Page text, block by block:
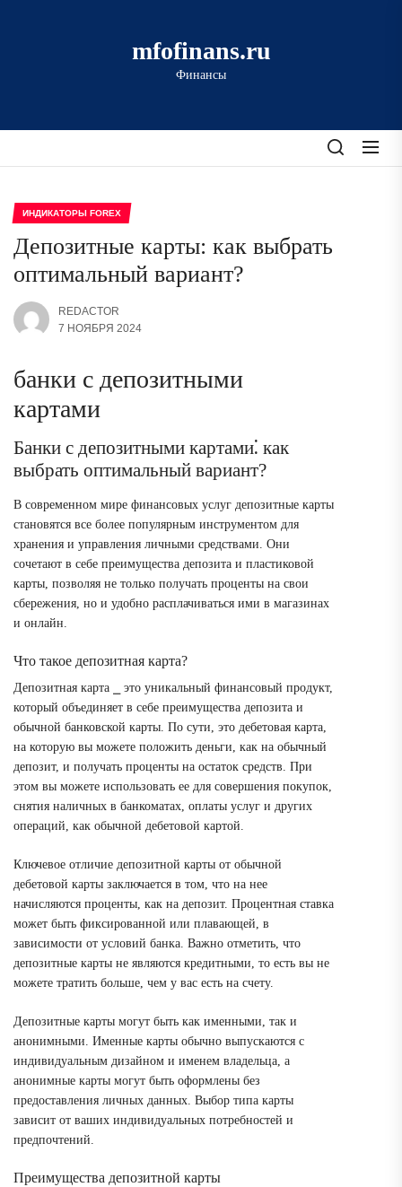
mfofinans.ru
Финансы
ИНДИКАТОРЫ FOREX
Депозитные карты: как выбрать
оптимальный вариант?
REDACTOR
7 НОЯБРЯ 2024
банки с депозитными
картами
Банки с депозитными картами⁚ как
выбрать оптимальный вариант?
В современном мире финансовых услуг депозитные карты
становятся все более популярным инструментом для
хранения и управления личными средствами. Они
сочетают в себе преимущества депозита и пластиковой
карты, позволяя не только получать проценты на свои
сбережения, но и удобно расплачиваться ими в магазинах
и онлайн.
Что такое депозитная карта?
Депозитная карта ⎯ это уникальный финансовый продукт,
который объединяет в себе преимущества депозита и
обычной банковской карты. По сути, это дебетовая карта,
на которую вы можете положить деньги, как на обычный
депозит, и получать проценты на остаток средств. При
этом вы можете использовать ее для совершения покупок,
снятия наличных в банкоматах, оплаты услуг и других
операций, как обычной дебетовой картой.
Ключевое отличие депозитной карты от обычной
дебетовой карты заключается в том, что на нее
начисляются проценты, как на депозит. Процентная ставка
может быть фиксированной или плавающей, в
зависимости от условий банка. Важно отметить, что
депозитные карты не являются кредитными, то есть вы не
можете тратить больше, чем у вас есть на счету.
Депозитные карты могут быть как именными, так и
анонимными. Именные карты обычно выпускаются с
индивидуальным дизайном и именем владельца, а
анонимные карты могут быть оформлены без
предоставления личных данных. Выбор типа карты
зависит от ваших индивидуальных потребностей и
предпочтений.
Преимущества депозитной карты